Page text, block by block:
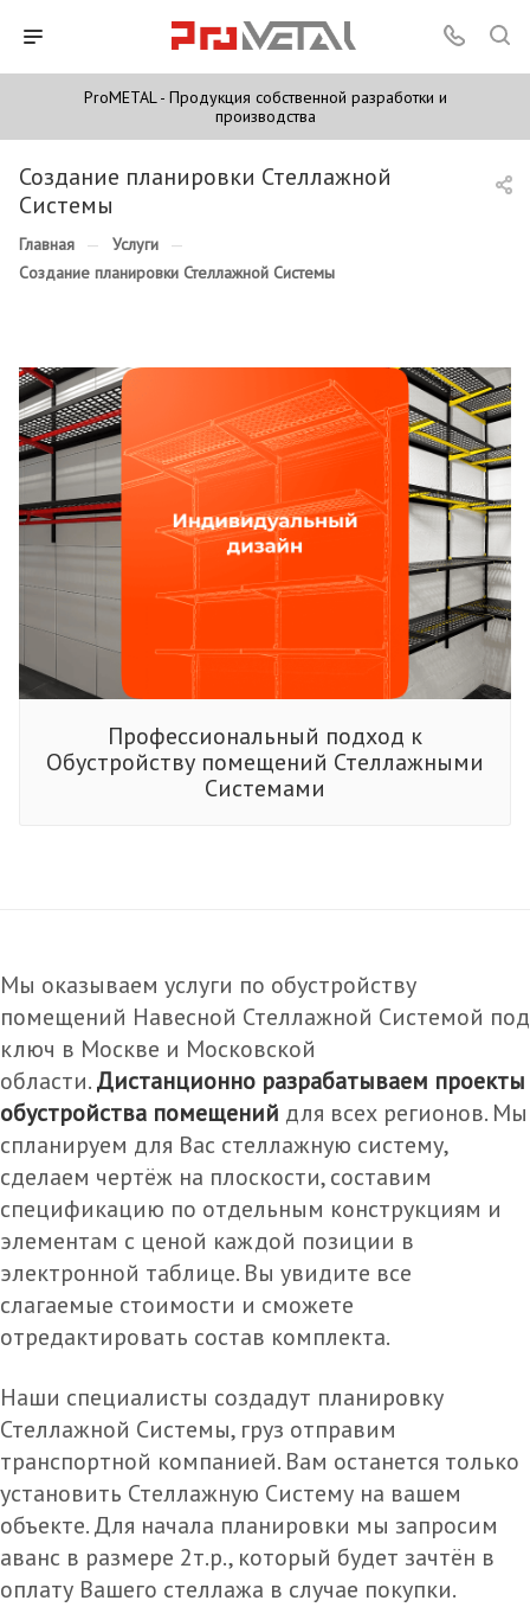
ProMETAL - Продукция собственной разработки и
производства
Создание планировки Стеллажной
Системы
Главная — Услуги —
Создание планировки Стеллажной Системы
Профессиональный подход к
Обустройству помещений Стеллажными
Системами
Мы оказываем услуги по обустройству
помещений Навесной Стеллажной Системой под
ключ в Москве и Московской
области.Дистанционно разрабатываем проекты
обустройства помещений для всех регионов. Мы
спланируем для Вас стеллажную систему,
сделаем чертёж на плоскости, составим
спецификацию по отдельным конструкциям и
элементам с ценой каждой позиции в
электронной таблице. Вы увидите все
слагаемые стоимости и сможете
отредактировать состав комплекта.
Наши специалисты создадут планировку
Стеллажной Системы, груз отправим
транспортной компанией. Вам останется только
установить Стеллажную Систему на вашем
объекте. Для начала планировки мы запросим
аванс в размере 2т.р., который будет зачтён в
оплату Вашего стеллажа в случае покупки.